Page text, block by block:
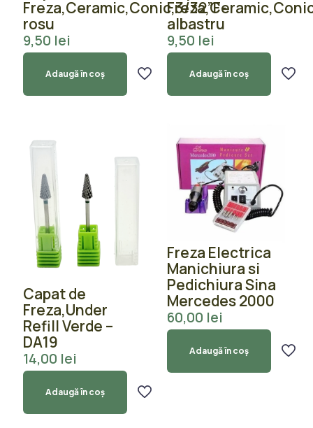
Freza,Ceramic,Conic,3/32”F-
rosu
9,50 lei
Adaugă în coș
albastru
9,50 lei
Adaugă în coș
Capat de
Freza,Under
Refill Verde –
DA19
14,00 lei
Adaugă în coș
Freza Electrica
Manichiura si
Pedichiura Sina
Mercedes 2000
60,00 lei
Adaugă în coș